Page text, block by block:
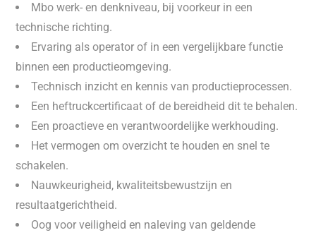
Mbo werk- en denkniveau, bij voorkeur in een
technische richting.
Ervaring als operator of in een vergelijkbare functie
binnen een productieomgeving.
Technisch inzicht en kennis van productieprocessen.
Een heftruckcertificaat of de bereidheid dit te behalen.
Een proactieve en verantwoordelijke werkhouding.
Het vermogen om overzicht te houden en snel te
schakelen.
Nauwkeurigheid, kwaliteitsbewustzijn en
resultaatgerichtheid.
Oog voor veiligheid en naleving van geldende